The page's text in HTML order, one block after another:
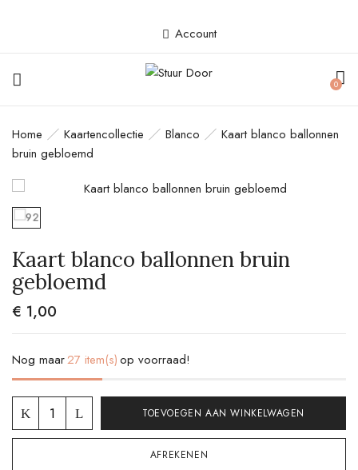
Account
0
Home Kaartencollectie Blanco
Kaart blanco ballonnen
bruin gebloemd
Kaart blanco ballonnen bruin
gebloemd
€ 1,00
Nog maar27 item(s)op voorraad!
TOEVOEGEN AAN WINKELWAGEN
AFREKENEN
BE THE FIRST TO REVIEW “KAART
Vereiste velden zijn gemarkeerd met*